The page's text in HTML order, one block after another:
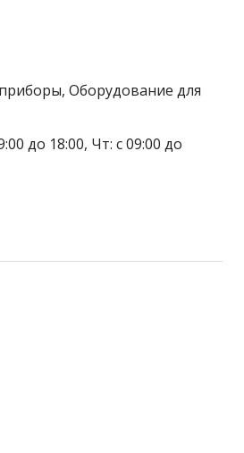
Оборудование для
до 18:00, Чт: с 09:00 до